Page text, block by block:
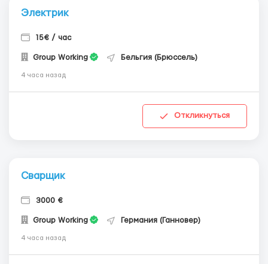
Электрик
15€ / час
Group Working Бельгия (Брюссель)
4 часа назад
Откликнуться
Сварщик
3000 €
Group Working Германия (Ганновер)
4 часа назад